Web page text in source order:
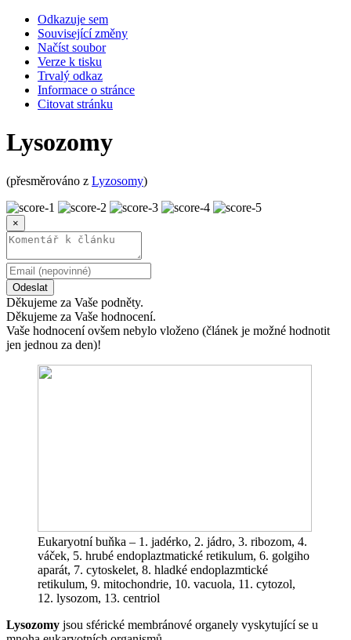
Odkazuje sem
Související změny
Načíst soubor
Verze k tisku
Trvalý odkaz
Informace o stránce
Citovat stránku
Lysozomy
(přesměrováno z Lyzosomy)
×
Odeslat
Děkujeme za Vaše podněty.
Děkujeme za Vaše hodnocení.
Vaše hodnocení ovšem nebylo vloženo (článek je možné hodnotit
jen jednou za den)!
Eukaryotní buňka – 1. jadérko, 2. jádro, 3. ribozom, 4.
váček, 5. hrubé endoplaztmatické retikulum, 6. golgiho
aparát, 7. cytoskelet, 8. hladké endoplazmtické
retikulum, 9. mitochondrie, 10. vacuola, 11. cytozol,
12. lysozom, 13. centriol
Lysozomy jsou sférické membránové organely vyskytující se u